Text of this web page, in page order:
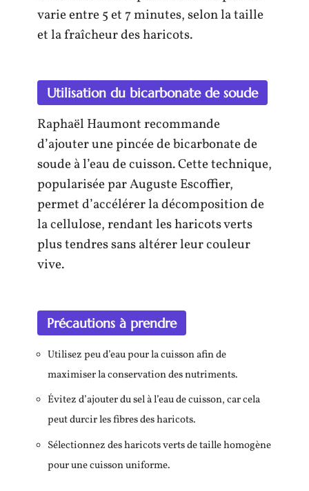
varie entre 5 et 7 minutes, selon la taille
et la fraîcheur des haricots.
Utilisation du bicarbonate de soude
Raphaël Haumont recommande
d’ajouter une pincée de bicarbonate de
soude à l’eau de cuisson. Cette technique,
popularisée par Auguste Escoffier,
permet d’accélérer la décomposition de
la cellulose, rendant les haricots verts
plus tendres sans altérer leur couleur
vive.
Précautions à prendre
Utilisez peu d’eau pour la cuisson afin de
maximiser la conservation des nutriments.
Évitez d’ajouter du sel à l’eau de cuisson, car cela
peut durcir les fibres des haricots.
Sélectionnez des haricots verts de taille homogène
pour une cuisson uniforme.